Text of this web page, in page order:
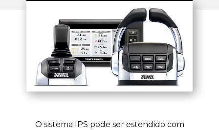
O sistema IPS pode ser estendido com